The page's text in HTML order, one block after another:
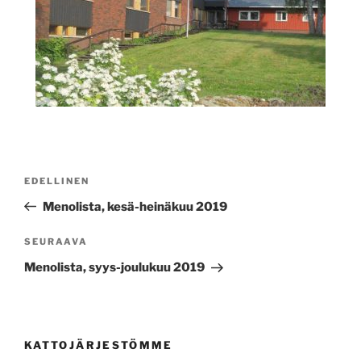
Edellinen
artikkeli
EDELLINEN
Menolista, kesä-heinäkuu 2019
Seuraava
artikkeli
SEURAAVA
Menolista, syys-joulukuu 2019
KATTOJÄRJESTÖMME